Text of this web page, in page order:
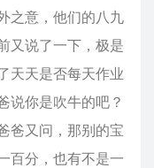
之意，他们的八九
又说了一下，极是
天天是否每天作业
说你是吹牛的吧？
爸又问，那别的宝
百分，也有不是一